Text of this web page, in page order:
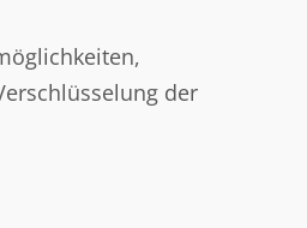
der